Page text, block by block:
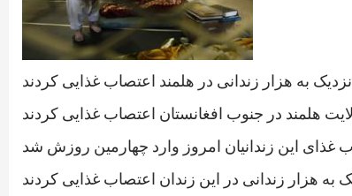
نزدیک به هزار زندانی در هلمند اعتصاب غذایی کردند